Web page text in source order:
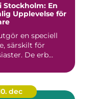
Stockholm: En
Upplevelse för
en speciell
särskilt för
De erb...
dec